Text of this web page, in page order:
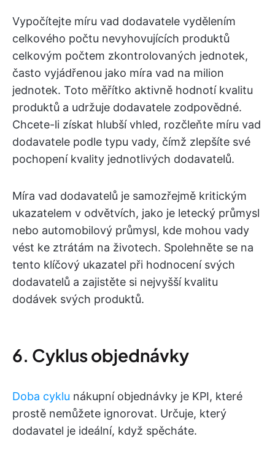
Vypočítejte míru vad dodavatele vydělením
celkového počtu nevyhovujících produktů
celkovým počtem zkontrolovaných jednotek,
často vyjádřenou jako míra vad na milion
jednotek. Toto měřítko aktivně hodnotí kvalitu
produktů a udržuje dodavatele zodpovědné.
Chcete-li získat hlubší vhled, rozčleňte míru vad
dodavatele podle typu vady, čímž zlepšíte své
pochopení kvality jednotlivých dodavatelů.
Míra vad dodavatelů je samozřejmě kritickým
ukazatelem v odvětvích, jako je letecký průmysl
nebo automobilový průmysl, kde mohou vady
vést ke ztrátám na životech. Spolehněte se na
tento klíčový ukazatel při hodnocení svých
dodavatelů a zajistěte si nejvyšší kvalitu
dodávek svých produktů.
6. Cyklus objednávky
Doba cyklu nákupní objednávky je KPI, které
prostě nemůžete ignorovat. Určuje, který
dodavatel je ideální, když spěcháte.